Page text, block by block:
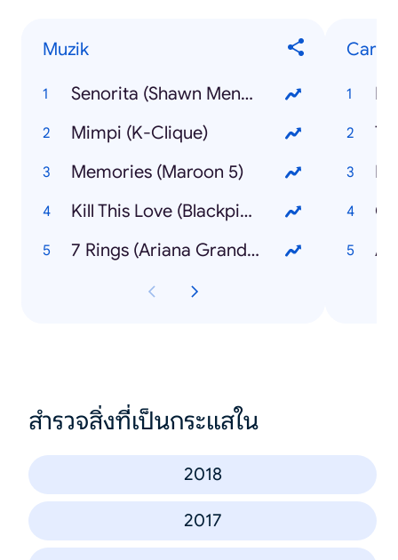
Muzik
Senorita (Shawn Mendes, Camilla Cabello)
Mimpi (K-Clique)
Memories (Maroon 5)
Kill This Love (Blackpink)
7 Rings (Ariana Grande)
สำรวจสิ่งที่เป็นกระแสใน
2018
2017